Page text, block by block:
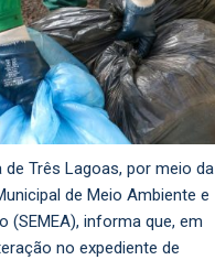
de Três Lagoas, por meio da
de Meio Ambiente e
(SEMEA), informa que, em
no expediente de